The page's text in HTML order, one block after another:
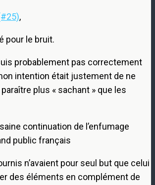
,
pour le bruit.
probablement pas correctement
intention était justement de ne
plus « sachant » que les
continuation de l’enfumage
public français
n’avaient pour seul but que celui
des éléments en complément de